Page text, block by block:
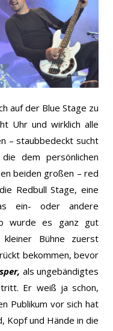
auf der Blue Stage zu
Uhr und wirklich alle
– staubbedeckt sucht
dem persönlichen
beiden großen – red
Redbull Stage, eine
ein- oder andere
wurde es ganz gut
Bühne zuerst
bekommen, bevor
als ungebändigtes
Er weiß ja schon,
Publikum vor sich hat
Kopf und Hände in die